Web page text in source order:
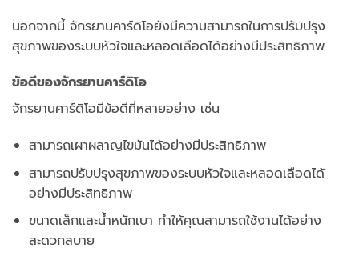
นอกจากนี้ จักรยานคาร์ดิโอยังมีความสามารถในการปรับปรุง
สุขภาพของระบบหัวใจและหลอดเลือดได้อย่างมีประสิทธิภาพ
ข้อดีของจักรยานคาร์ดิโอ
จักรยานคาร์ดิโอมีข้อดีที่หลายอย่าง เช่น
สามารถเผาผลาญไขมันได้อย่างมีประสิทธิภาพ
สามารถปรับปรุงสุขภาพของระบบหัวใจและหลอดเลือดได้
อย่างมีประสิทธิภาพ
ขนาดเล็กและน้ำหนักเบา ทำให้คุณสามารถใช้งานได้อย่าง
สะดวกสบาย